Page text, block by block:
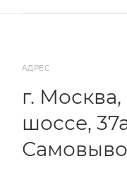
АДРЕС
г.
шоссе,